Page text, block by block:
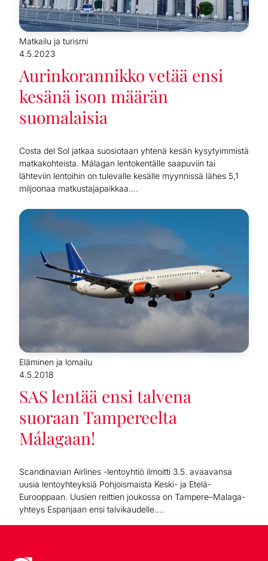
Matkailu ja turismi
4.5.2023
Aurinkorannikko vetää ensi
kesänä ison määrän
suomalaisia
Costa del Sol jatkaa suosiotaan yhtenä kesän kysytyimmistä
matkakohteista. Málagan lentokentälle saapuviin tai
lähteviin lentoihin on tulevalle kesälle myynnissä lähes 5,1
miljoonaa matkustajapaikkaa....
Eläminen ja lomailu
4.5.2018
SAS lentää ensi talvena
suoraan Tampereelta
Málagaan!
Scandinavian Airlines -lentoyhtiö ilmoitti 3.5. avaavansa
uusia lentoyhteyksiä Pohjoismaista Keski- ja Etelä-
Eurooppaan. Uusien reittien joukossa on Tampere–Malaga-
yhteys Espanjaan ensi talvikaudelle....